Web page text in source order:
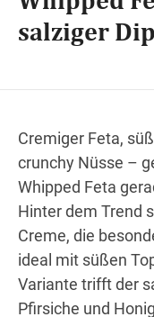
salziger
Cremiger Feta,
crunchy Nüsse –
Whipped Feta
Hinter dem Trend
Creme, die
ideal mit süßen
Variante trifft der
Pfirsiche und